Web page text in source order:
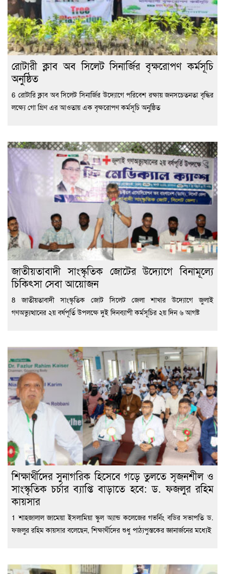
রোটারী ক্লাব অব সিলেট সিনার্জির বৃক্ষরোপণ কর্মসূচি
অনুষ্ঠিত
6 রোটারি ক্লাব অব সিলেট সিনার্জির উদ্যোগে পরিবেশ রক্ষায় জনসচেতনতা বৃদ্ধির
লক্ষ্যে গো গ্রিণ এর আওতায় এক বৃক্ষরোপণ কর্মসূচি অনুষ্ঠিত
জাতীয়তাবাদী সাংস্কৃতিক জোটের উদ্যোগে বিনামূল্যে
চিকিৎসা সেবা আয়োজন
8 জাতীয়তাবাদী সাংস্কৃতিক জোট সিলেট জেলা শাখার উদ্যোগে জুলাই
গণঅভ্যুত্থানের ২য় বর্ষপূর্তি উপলক্ষে দুই দিনব্যাপী কর্মসূচির ২য় দিন ৬ আগষ্ট
শিক্ষার্থীদের সুনাগরিক হিসেবে গড়ে তুলতে সৃজনশীল ও
সাংস্কৃতিক চর্চার ব্যাপ্তি বাড়াতে হবে: ড. ফজলুর রহিম
কায়সার
1 শাহজালাল জামেয়া ইসলামিয়া স্কুল অ্যান্ড কলেজের গভর্নিং বডির সভাপতি ড.
ফজলুর রহিম কায়সার বলেছেন, শিক্ষার্থীদের শুধু পাঠ্যপুস্তকের জ্ঞানার্জনের মধ্যেই